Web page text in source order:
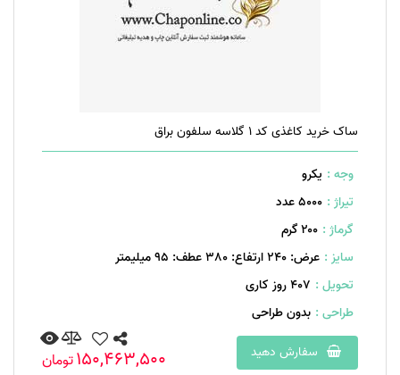
ساک خرید کاغذی کد 1 گلاسه سلفون براق
وجه : یکرو
تیراژ : 5000 عدد
گرماژ : ۲۰۰ گرم
سایز : عرض: 240 ارتفاع: 380 عطف: 95 میلیمتر
تحویل : 407 روز کاری
طراحی : بدون طراحی
سفارش دهید
150,463,500تومان